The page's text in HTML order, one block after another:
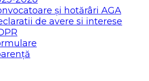
și hotărâri AGA
de avere si interese